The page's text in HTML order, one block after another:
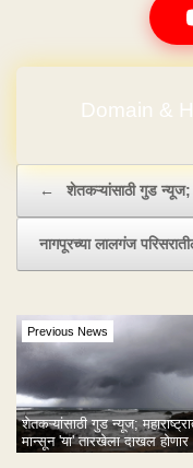
Domain &
← शेतकऱ्यांसाठी गुड न्यूज;
नागपूरच्या लालगंज
Previous News
शेतकऱ्यांसाठी गुड न्यूज;
मान्सून 'या' तारखेला दाखल होणार